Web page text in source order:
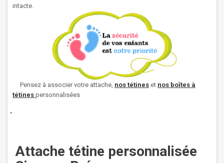
intacte.
Pensez à associer votre attache, nos tétines et nos boîtes à
tétines personnalisées
"
Attache tétine personnalisée